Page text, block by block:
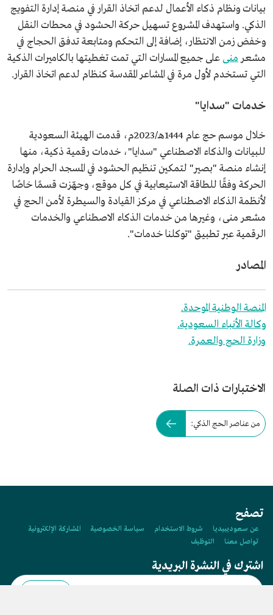
بيانات ونظام ذكاء الأعمال لدعم اتخاذ القرار في منصة إدارة التفويج
الذكي. واستهدف المشروع تسهيل حركة الحشود في محطات النقل
وخفض زمن الانتظار، إضافة إلى التحكم ومتابعة تدفق الحجاج في
مشعر منى على جميع المسارات التي تمت تغطيتها بالكاميرات الذكية
التي تستخدم لأول مرة في المشاعر المقدسة كنظام لدعم اتخاذ القرار.
خدمات "سدايا"
خلال موسم حج عام 1444هـ/2023م، قدمت الهيئة السعودية
للبيانات والذكاء الاصطناعي "سدايا"، خدمات رقمية ذكية، منها
إنشاء منصة "بصير" لتمكين تنظيم الحشود في المسجد الحرام وإدارة
الحركة وفقًا للطاقة الاستيعابية في كل موقع، وجهّزت قسمًا خاصًا
لأنظمة الذكاء الاصطناعي في مركز القيادة والسيطرة لأمن الحج في
مشعر منى، وغيرها من خدمات الذكاء الاصطناعي والخدمات
الرقمية عبر تطبيق "توكلنا خدمات".
المصادر
المنصة الوطنية الموحدة.
وكالة الأنباء السعودية.
وزارة الحج والعمرة.
الاختبارات ذات الصلة
من عناصر الحج الذكي:
تصفح
عن سعوديبيديا شروط الاستخدام سياسة الخصوصية
المشاركة الإلكترونية
تواصل معنا
التوظيف
اشترك في النشرة البريدية